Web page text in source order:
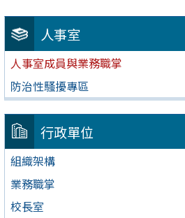
人事室
人事室成員與業務職掌
防治性騷擾專區
行政單位
組織架構
業務職掌
校長室